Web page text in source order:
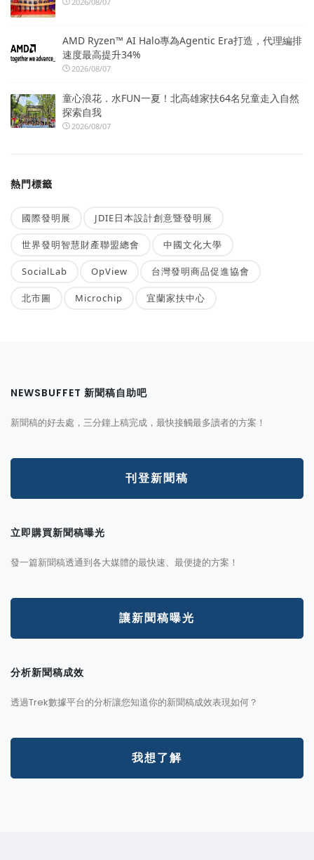
AMD Ryzen™ AI Halo專為Agentic Era打造，代理編排
速度最高提升34%
2026/08/07
童心浪花．水FUN一夏！北高雄家扶64名兒童走入自然
探索自我
2026/08/07
熱門標籤
國際發明展 JDIE日本設計創意暨發明展
世界發明智慧財產聯盟總會 中國文化大學
SocialLab OpView 台灣發明商品促進協會
北市圖 Microchip 宜蘭家扶中心
NEWSBUFFET 新聞稿自助吧
新聞稿的好去處，三分鐘上稿完成，最快接觸最多讀者的方案！
刊登新聞稿
立即購買新聞稿曝光
發一篇新聞稿透通到各大媒體的最快速、最便捷的方案！
讓新聞稿曝光
分析新聞稿成效
透過Trek數據平台的分析讓您知道你的新聞稿成效表現如何？
我想了解